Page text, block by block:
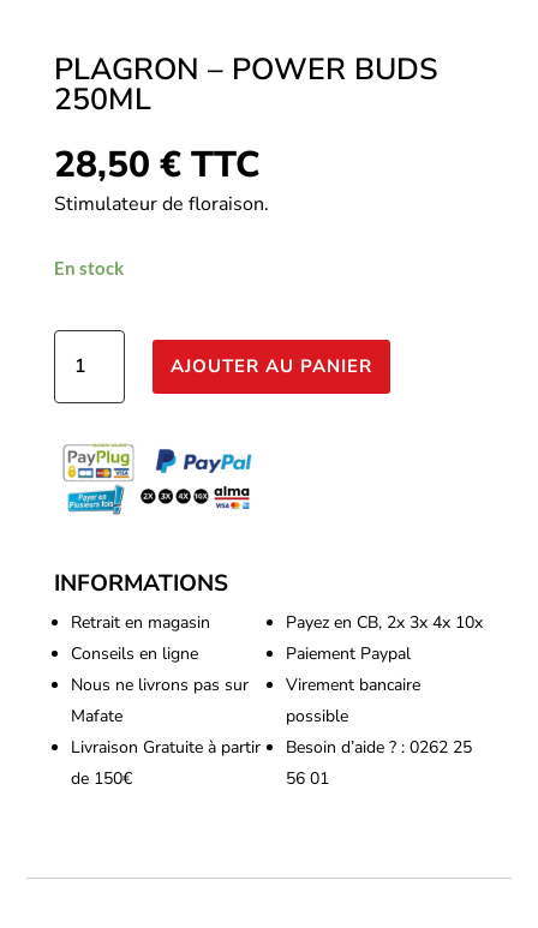
PLAGRON – POWER BUDS
250ML
28,50 € TTC
Stimulateur de floraison.
En stock
quantité
Plagron
Power
Buds
250ml
AJOUTER AU PANIER
INFORMATIONS
Retrait en magasin
Conseils en ligne
Nous ne livrons pas sur
Mafate
Livraison Gratuite à partir
de 150€
Payez en CB, 2x 3x 4x 10x
Paiement Paypal
Virement bancaire
possible
Besoin d’aide ? : 0262 25
56 01